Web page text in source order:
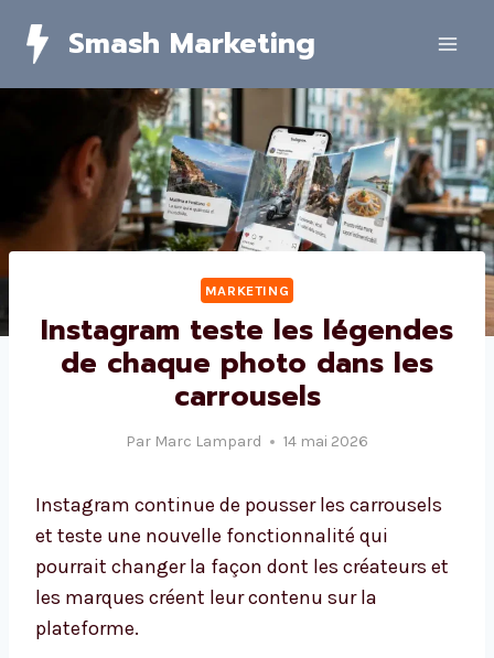
Smash Marketing
MARKETING
Instagram teste les légendes
de chaque photo dans les
carrousels
Par Marc Lampard 14 mai 2026
Instagram continue de pousser les carrousels
et teste une nouvelle fonctionnalité qui
pourrait changer la façon dont les créateurs et
les marques créent leur contenu sur la
plateforme.